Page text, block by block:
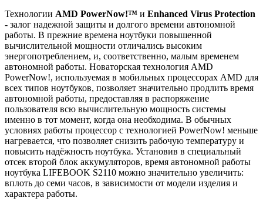
Технологии AMD PowerNow!™ и Enhanced Virus Protection
- залог надежной защиты и долгого времени автономной
работы. В прежние времена ноутбуки повышенной
вычислительной мощности отличались высоким
энергопотреблением, и, соответственно, малым временем
автономной работы. Новаторская технология AMD
PowerNow!, используемая в мобильных процессорах AMD для
всех типов ноутбуков, позволяет значительно продлить время
автономной работы, предоставляя в распоряжение
пользователя всю вычислительную мощность системы
именно в тот момент, когда она необходима. В обычных
условиях работы процессор с технологией PowerNow! меньше
нагревается, что позволяет снизить рабочую температуру и
повысить надёжность ноутбука. Установив в специальный
отсек второй блок аккумуляторов, время автономной работы
ноутбука LIFEBOOK S2110 можно значительно увеличить:
вплоть до семи часов, в зависимости от модели изделия и
характера работы.